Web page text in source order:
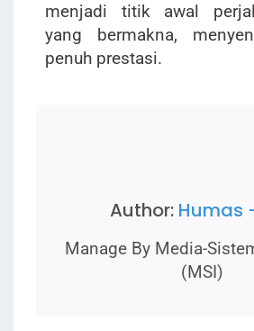
menjadi titik awal
yang bermakna,
penuh prestasi.
Author: Humas
Manage By Media-
(MSI)